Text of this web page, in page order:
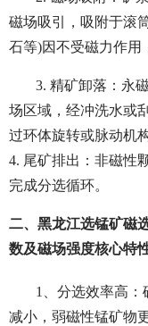
磁场吸引，吸附于滚
石等)因不受磁力作用
3. 精矿卸落：永
场区域，经冲洗水或
过环体旋转或脉动机
4. 尾矿排出：非磁性
完成分选循环。
二、黑龙江选锰矿磁
数及磁场强度核心特
1、 分选效率高：
减小，弱磁性锰矿物